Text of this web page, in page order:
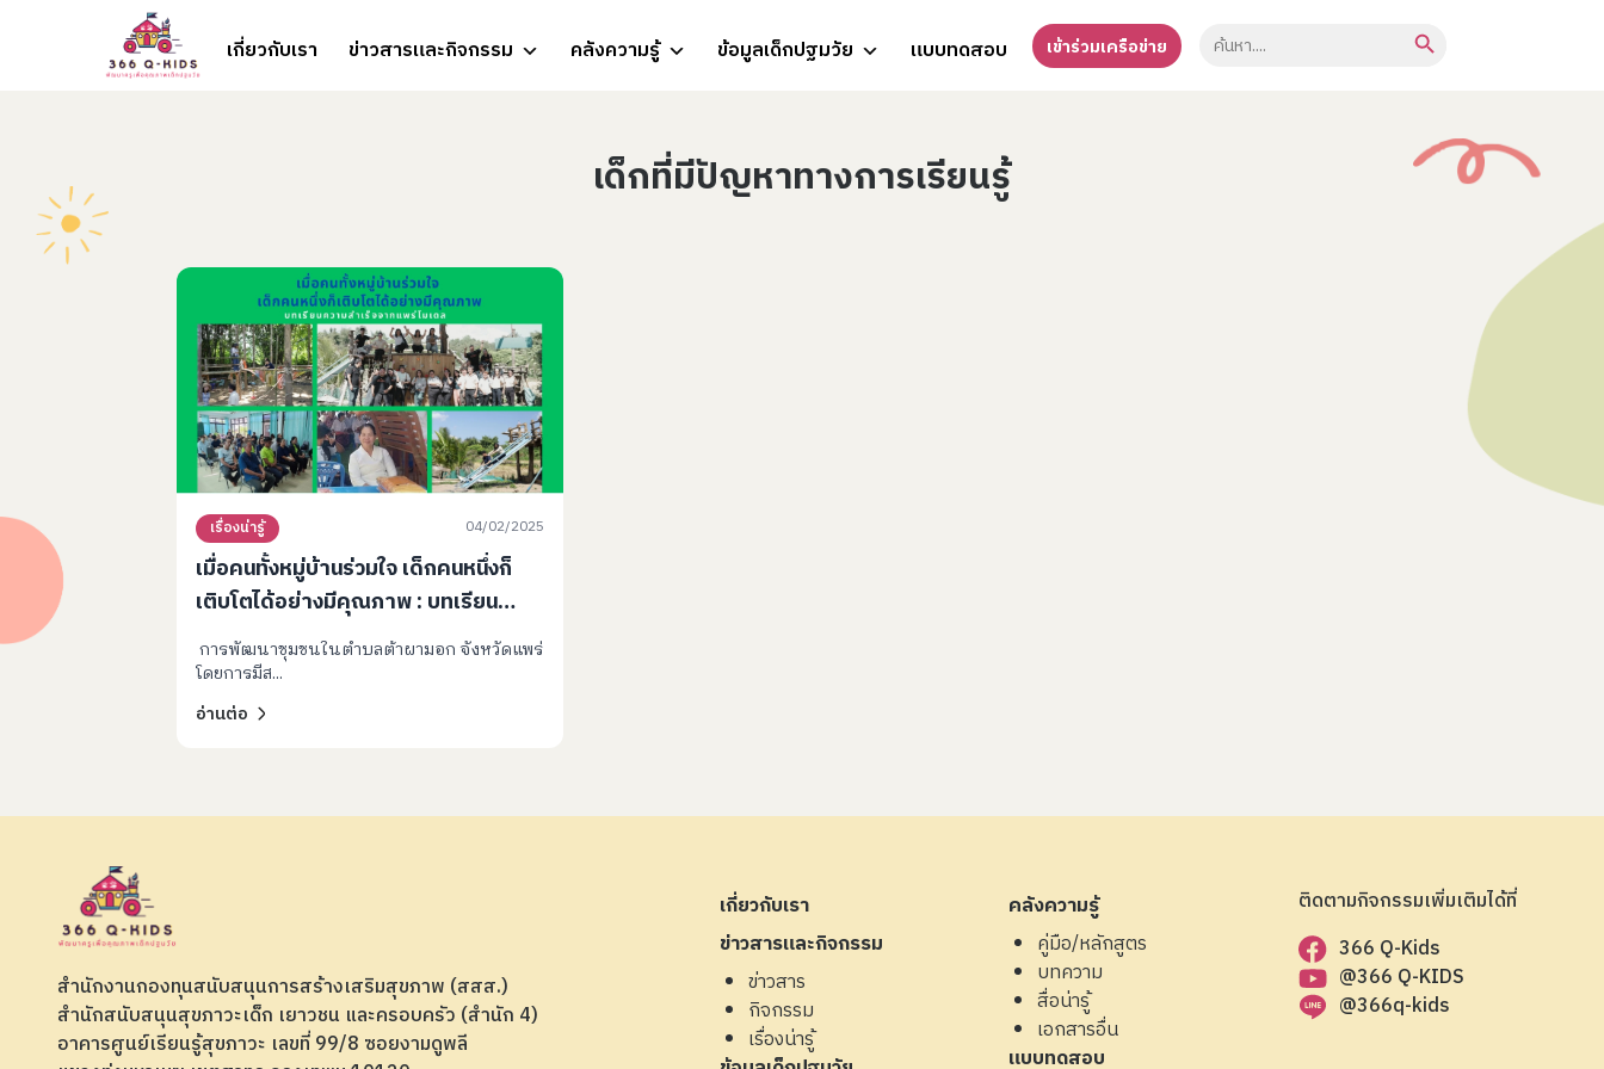
เกี่ยวกับเรา
ข่าวสารและกิจกรรม คลังความรู้ ข้อมูลเด็กปฐมวัย แบบทดสอบ เข้าร่วมเครือข่าย
Search
for:
เด็กที่มีปัญหาทางการเรียนรู้
เรื่องน่ารู้ 04/02/2025
เมื่อคนทั้งหมู่บ้านร่วมใจ เด็กคนหนึ่งก็
เติบโตได้อย่างมีคุณภาพ : บทเรียน
ความสำเร็จจากแพร่โมเดล
การพัฒนาชุมชนในตำบลต้าผามอก จังหวัดแพร่
โดยการมีส...
อ่านต่อ
สำนักงานกองทุนสนับสนุนการสร้างเสริมสุขภาพ (สสส.)
สำนักสนับสนุนสุขภาวะเด็ก เยาวชน และครอบครัว (สำนัก 4)
อาคารศูนย์เรียนรู้สุขภาวะ เลขที่ 99/8 ซอยงามดูพลี
เกี่ยวกับเรา
ข่าวสารและกิจกรรม
ข่าวสาร
กิจกรรม
เรื่องน่ารู้
คลังความรู้
คู่มือ/หลักสูตร
บทความ
สื่อน่ารู้
เอกสารอื่น
แบบทดสอบ
ติดตามกิจกรรมเพิ่มเติมได้ที่
366 Q-Kids
@366 Q-KIDS
@366q-kids